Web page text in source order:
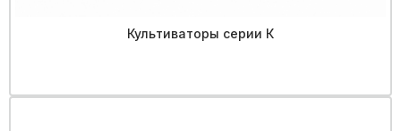
Культиваторы серии К